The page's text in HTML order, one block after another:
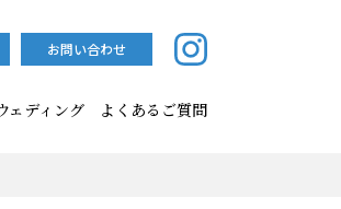
ェディング よくあるご質問
お問い合わせ